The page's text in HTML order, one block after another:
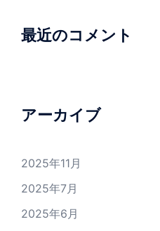
最近のコメント
アーカイブ
2025年11月
2025年7月
2025年6月